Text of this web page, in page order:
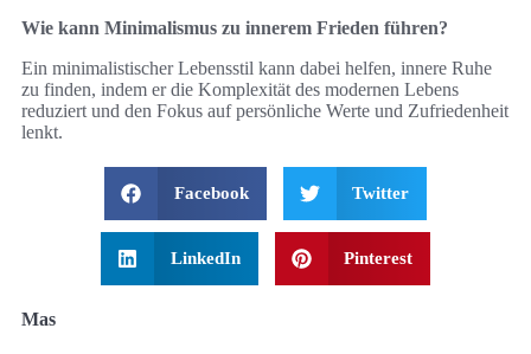
Wie kann Minimalismus zu innerem Frieden führen?
Ein minimalistischer Lebensstil kann dabei helfen, innere Ruhe
zu finden, indem er die Komplexität des modernen Lebens
reduziert und den Fokus auf persönliche Werte und Zufriedenheit
lenkt.
Facebook Twitter
LinkedIn Pinterest
Mas